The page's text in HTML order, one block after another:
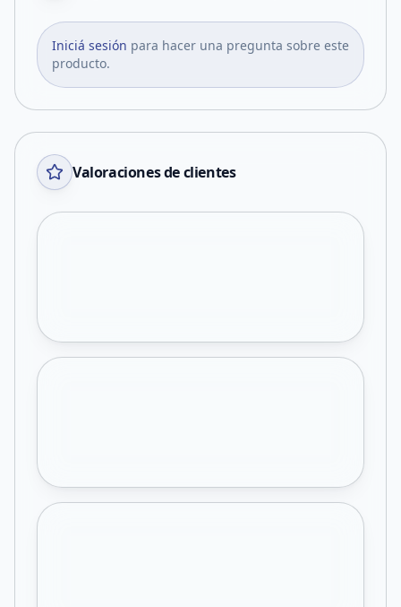
Iniciá sesión para hacer una pregunta sobre este
producto.
Valoraciones de clientes